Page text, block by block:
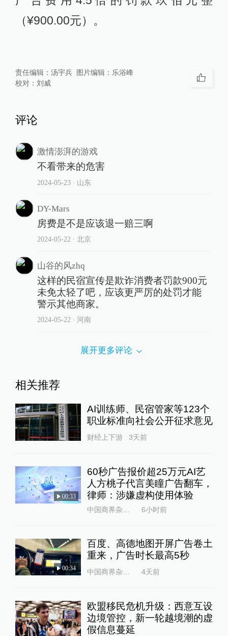
（¥900.00元）。
责任编辑： 汤宇兵 图片编辑： 乐浴峰
校对： 刘威
评论
激情澎湃的游戏
不看带来的危害
2024-05-23∙ 山东
DY-Mars
房费是不是应该退一赔三啊
2024-05-22 ∙ 北京
山谷的风zhq
这样的民宿宣传是欺诈消费者罚款900元
未免太轻了吧，应该更严厉的处罚才能
警示其他商家。
2024-05-22 ∙ 河南
展开更多评论
相关推荐
AI训练师、民宿管家等123个
职业标准向社会公开征求意见
财经上下游 3天前
00:33
60秒广告报价超25万元AI艺
人方桃子代言美瞳广告翻车，
律师：涉嫌虚构使用体验
中国商界杂志社 6小时前
00:34
百度、高德地图开屏广告卷土
重来，广告时长最高5秒
中国商界杂志社 4天前
欧盟移民危机升级：西意互设
边境管控，新一轮越境潮的虚
假信息蔓延